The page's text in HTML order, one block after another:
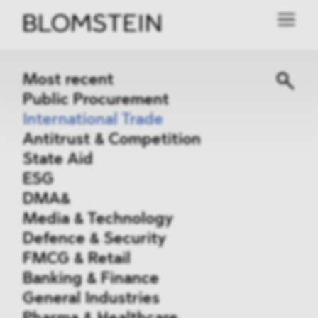
Most recent
Public Procurement
International Trade
Antitrust & Competition
State Aid
ESG
DMA&
Media & Technology
Defence & Security
FMCG & Retail
Banking & Finance
General Industries